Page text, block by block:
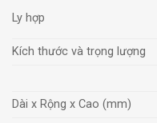
Ly hợp
Kích thước và trọng lượng
Dài x Rộng x Cao (mm)